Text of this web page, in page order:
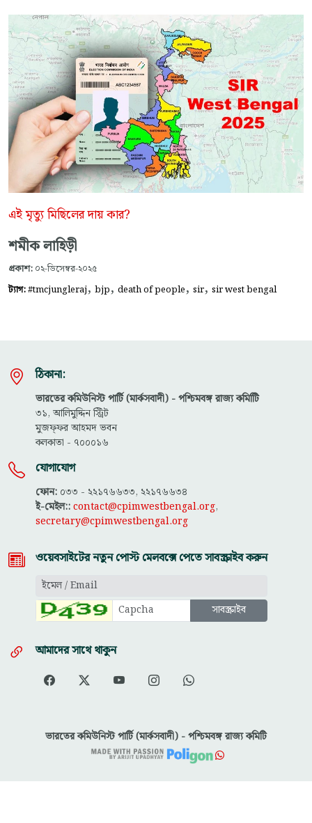
এই মৃত্যু মিছিলের দায় কার?
শমীক লাহিড়ী
প্রকাশ: ০২-ডিসেম্বর-২০২৫
ট্যাগ:#tmcjungleraj, bjp, death of people, sir, sir west bengal
ঠিকানা:
ভারতের কমিউনিস্ট পার্টি (মার্কসবাদী) - পশ্চিমবঙ্গ রাজ্য কমিটিি
৩১, আলিমুদ্দিন স্ট্রিট
মুজফ্ফ‌র আহমদ ভবন
কলকাতা - ৭০০০১৬
যোগাযোগ
ফোন: ০৩৩ - ২২১৭৬৬৩৩, ২২১৭৬৬৩৪
ই-মেইল::contact@cpimwestbengal.org,
secretary@cpimwestbengal.org
ওয়েবসাইটের নতুন পোস্ট মেলবক্সে পেতে সাবস্ক্রাইব করুন
আমাদের সাথে থাকুন
ভারতের কমিউনিস্ট পার্টি (মার্কসবাদী) - পশ্চিমবঙ্গ রাজ্য কমিটি